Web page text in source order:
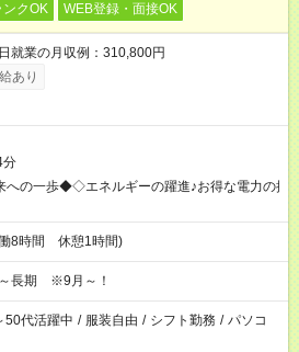
ンクOK WEB登録・面接OK
業の月収例：310,800円
あり
分
の一歩◆◇エネルギーの躍進♪お得な電力の提
8時間 休憩1時間)
長期 ※9月～！
50代活躍中 / 服装自由 / シフト勤務 / パソコ